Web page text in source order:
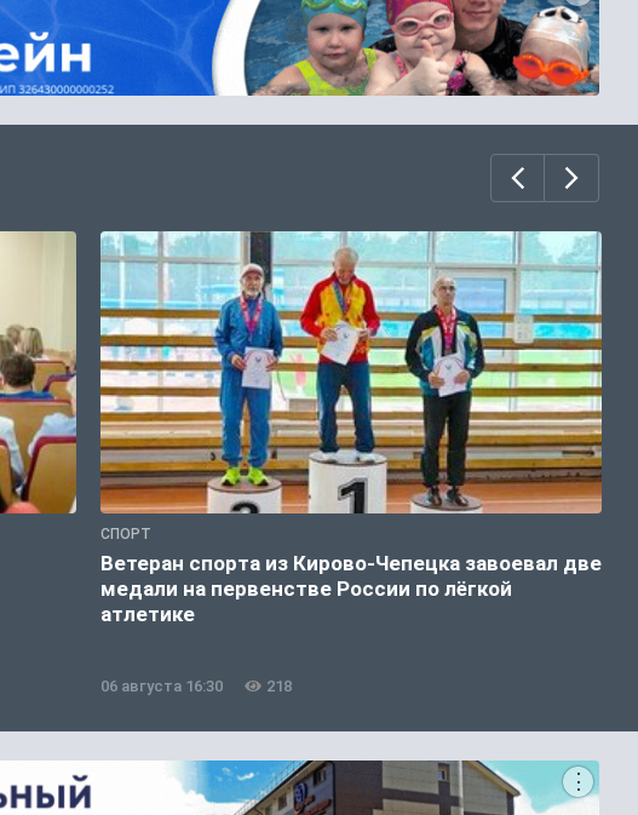
СПОРТ
Ветеран спорта из Кирово-Чепецка завоевал две
медали на первенстве России по лёгкой
атлетике
06 августа 16:30 218